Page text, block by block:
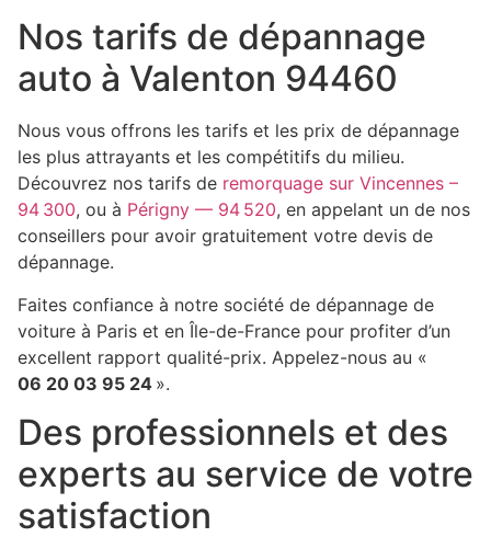
Nos tarifs de dépannage
auto à Valenton 94460
Nous vous offrons les tarifs et les prix de dépannage
les plus attrayants et les compétitifs du milieu.
Découvrez nos tarifs de remorquage sur Vincennes –
94 300, ou à Périgny — 94 520, en appelant un de nos
conseillers pour avoir gratuitement votre devis de
dépannage.
Faites confiance à notre société de dépannage de
voiture à Paris et en Île-de-France pour profiter d’un
excellent rapport qualité-prix. Appelez-nous au «
06 20 03 95 24 ».
Des professionnels et des
experts au service de votre
satisfaction